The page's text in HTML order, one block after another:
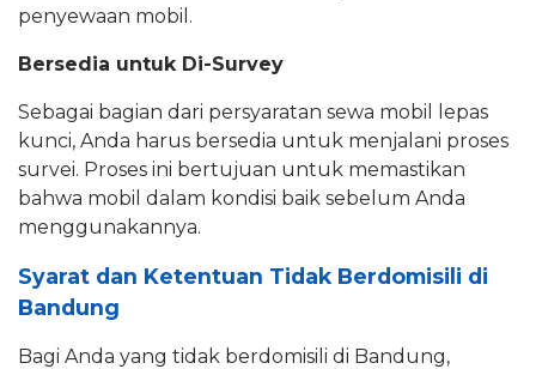
penyewaan mobil.
Bersedia untuk Di-Survey
Sebagai bagian dari persyaratan sewa mobil lepas
kunci, Anda harus bersedia untuk menjalani proses
survei. Proses ini bertujuan untuk memastikan
bahwa mobil dalam kondisi baik sebelum Anda
menggunakannya.
Syarat dan Ketentuan Tidak Berdomisili di
Bandung
Bagi Anda yang tidak berdomisili di Bandung,